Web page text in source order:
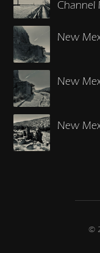
Channel
New
New
New
©